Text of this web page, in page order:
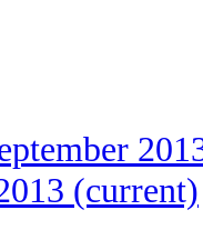
(current)